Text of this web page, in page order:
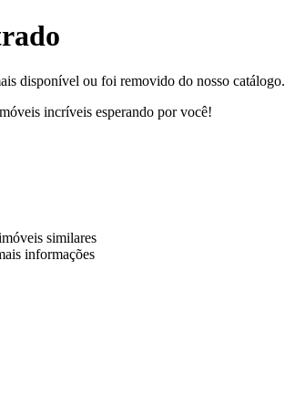
disponível ou foi removido do nosso catálogo.
incríveis esperando por você!
similares
informações